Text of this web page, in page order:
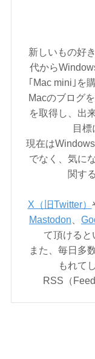
新しいもの好
代から
｢Mac mini｣を
Macのブログ
を取得し、出
目標
現在は
でなく、気に
関す
X（旧Twitter）
Mastodon
て頂けると
また、毎日多
もれて
RSS（